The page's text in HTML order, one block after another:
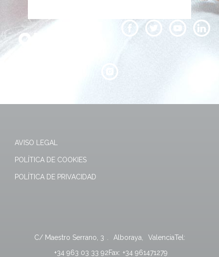
AVISO LEGAL
POLÍTICA DE COOKIES
POLÍTICA DE PRIVACIDAD
C/ Maestro Serrano, 3 Alboraya ValenciaTel:
+34 963 03 33 92Fax: +34 961471279